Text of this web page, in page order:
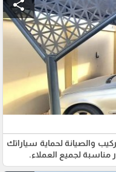
share
والصيانة لحماية سياراتك
لجميع العملاء.